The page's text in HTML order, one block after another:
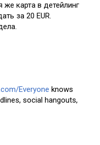
же карта в детейлинг
за 20 EUR.
Everyone knows
social hangouts,